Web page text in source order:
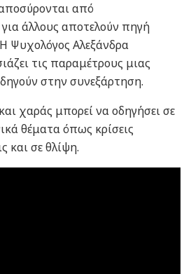
από
άλλους αποτελούν πηγή
Η Ψυχολόγος Αλεξάνδρα
τις παραμέτρους μιας
στην συνεξάρτηση.
χαράς μπορεί να οδηγήσει σε
θέματα όπως κρίσεις
και σε θλίψη.